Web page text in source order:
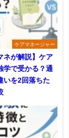
ケアマネージャー
ネが解説】ケア
学で受かる？通
いを2回落ちた